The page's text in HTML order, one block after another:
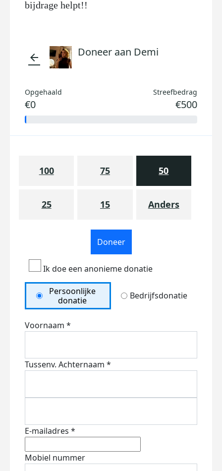
bijdrage helpt!!
arrow_back Doneer aan Demi
Opgehaald
€0
Streefbedrag
€500
100 75 50
25 15 Anders
Doneer
Ik doe een anonieme donatie
Persoonlijke
donatie
Bedrijfsdonatie
Voornaam *
Tussenv. Achternaam *
E-mailadres *
Mobiel nummer